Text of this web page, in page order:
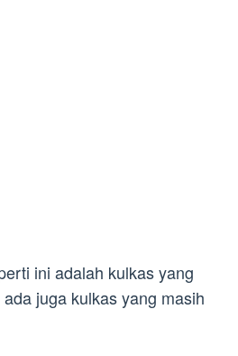
ini adalah kulkas yang
juga kulkas yang masih